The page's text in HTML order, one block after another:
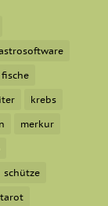
fische
krebs
merkur
schütze
tarot